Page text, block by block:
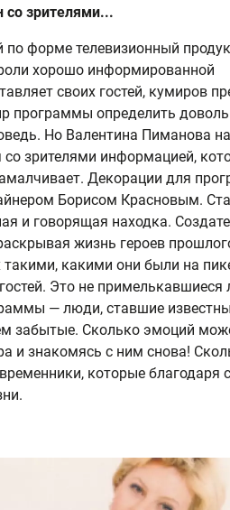
со зрителями...
форме телевизионный
хорошо информированной
своих гостей, кумиров
программы определить
Но Валентина Пиманова
со зрителями информацией,
Декорации для
Борисом Красновым.
и говорящая находка.
жизнь героев
какими они были на
Это не примелькавшиеся
— люди, ставшие
забытые. Сколько эмоций
и знакомясь с ним снова!
которые благодаря